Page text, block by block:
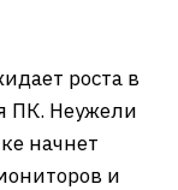
роста в
ПК. Неужели
начнет
и